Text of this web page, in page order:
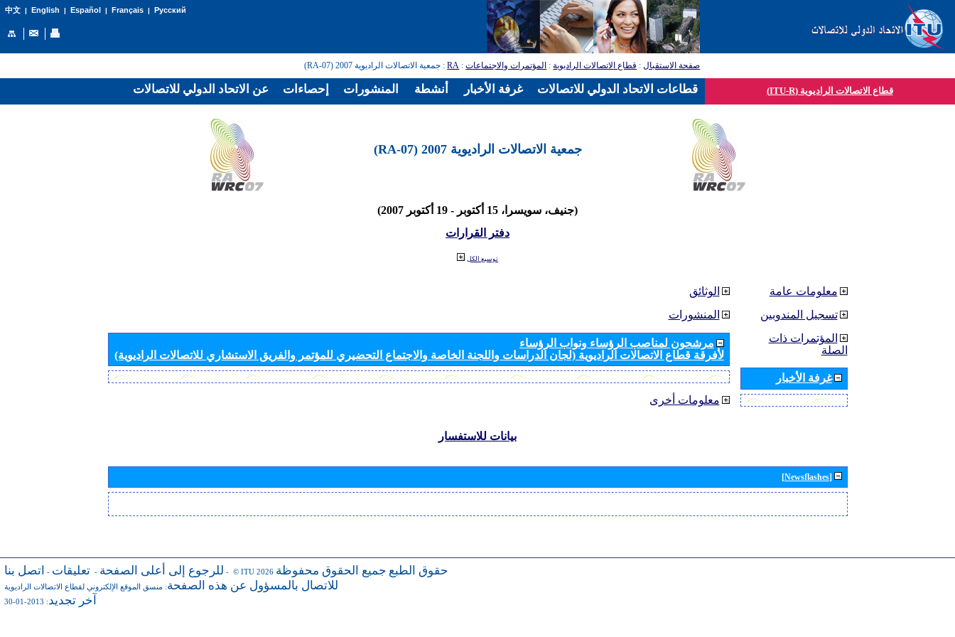
中文| English | Español | Français| Русский
صفحة الاستقبال: قطاع الاتصالات الراديوية: المؤتمرات والاجتماعات:
RA: جمعية الاتصالات الراديوية 2007 (RA-07)
قطاع الاتصالات الراديوية (ITU-R)
جمعية الاتصالات الراديوية 2007 (RA-07)
(جنيف، سويسرا، 15 أكتوبر - 19 أكتوبر 2007)
دفتر القرارات
توسيع الكل
الوثائق
المنشورات
مرشحون لمناصب الرؤساء ونواب الرؤساء
لأفرقة قطاع الاتصالات الراديوية (لجان الدراسات واللجنة الخاصة والاجتماع التحضيري للمؤتمر والفريق الاستشاري للاتصالات الراديوية)
معلومات أخرى
معلومات عامة
تسجيل المندوبين
المؤتمرات ذات
الصلة
غرفة الأخبار
بيانات للاستفسار
[Newsflashes]
للرجوع إلى أعلى الصفحة - تعليقات - اتصل بنا - © ITU 2026 حقوق الطبع جميع الحقوق محفوظة
للاتصال بالمسؤول عن هذه الصفحة: منسق الموقع الإلكتروني لقطاع الاتصالات الراديوية
آخر تجديد: 2013-01-30
عن الاتحاد الدولي للاتصالات إحصاءات المنشورات أنشطة غرفة الأخبار قطاعات الاتحاد الدولي للاتصالات